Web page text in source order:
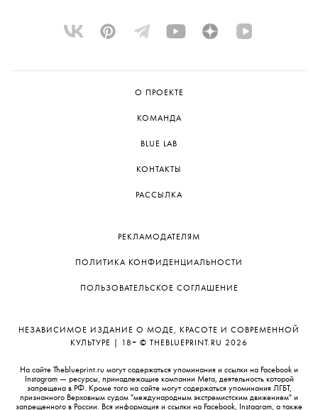
Открытие для посетителей запланировано
и чем удивлял его архитектор —
О ПРОЕКТЕ
КОМАНДА
BLUE LAB
КОНТАКТЫ
РАССЫЛКА
РЕКЛАМОДАТЕЛЯМ
ПОЛИТИКА КОНФИДЕНЦИАЛЬНОСТИ
ПОЛЬЗОВАТЕЛЬСКОЕ СОГЛАШЕНИЕ
НЕЗАВИСИМОЕ ИЗДАНИЕ О МОДЕ, КРАСОТЕ И СОВРЕМЕННОЙ
КУЛЬТУРЕ | 18+ © THEBLUEPRINT.RU 2026
На сайте Theblueprint.ru могут содержаться упоминания и ссылки на Facebook и
Instagram — ресурсы, принадлежащие компании Meta, деятельность которой
запрещена в РФ. Кроме того на сайте могут содержаться упоминания ЛГБТ,
признанного Верховным судом "международным экстремистским движением" и
запрещенного в России. Вся информация и ссылки на Facebook, Instagram, а также